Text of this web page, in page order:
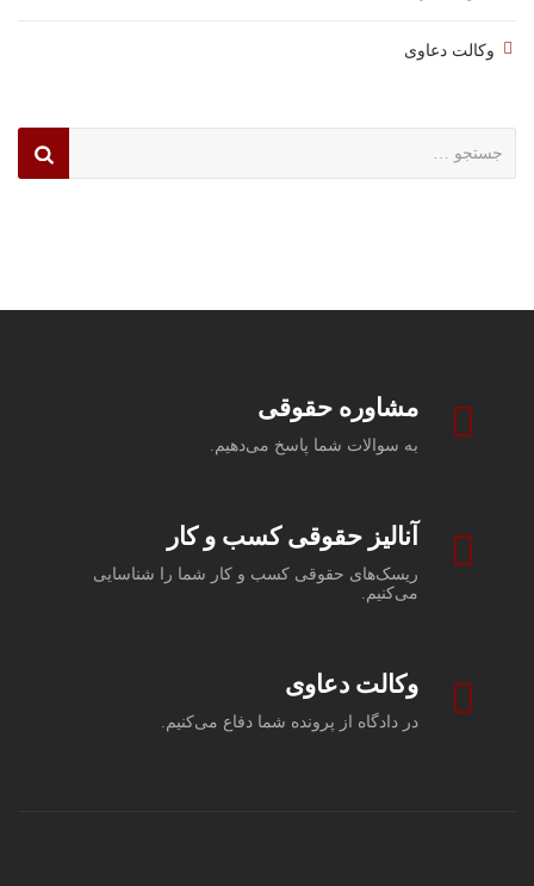
وکالت دعاوی
مشاوره حقوقی
به سوالات شما پاسخ می‌دهیم.
آنالیز حقوقی کسب و کار
ریسک‌های حقوقی کسب و کار شما را شناسایی
می‌کنیم.
وکالت دعاوی
در دادگاه از پرونده شما دفاع می‌کنیم.